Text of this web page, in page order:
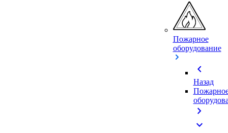
Пожарное
оборудование
chevron_left
Назад
chevron_right
expand_more